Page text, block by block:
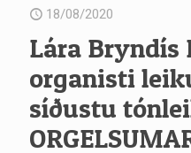
18/08/2020
Lára Bryndís
organisti
síðustu